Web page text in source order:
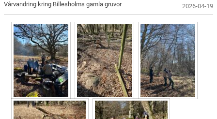
Vårvandring kring Billesholms gamla gruvor 2026-04-19